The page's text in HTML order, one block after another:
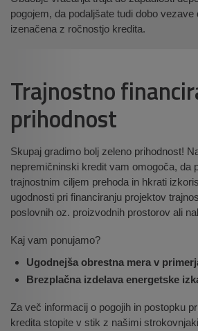
pogojem, da podaljšate tudi dobo vezave
izenačena z ročnostjo kredita.
Trajnostno
prihodnost
Skupaj gradimo bolj zeleno prihodnost!
nepremičninski kredit vam omogoča, da
trajnostnim ciljem prehoda in hkrati
ugodnosti pri financiranju projektov
poslovnih oz. proizvodnih prostorov ali
Kaj vam ponujamo?
Ugodnejša obrestna mera v
Brezplačna izdelava energetske
Za več informacij o pogojih in postopku
kredita stopite v stik z našimi